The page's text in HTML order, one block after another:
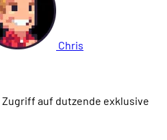
Chris
auf dutzende exklusive